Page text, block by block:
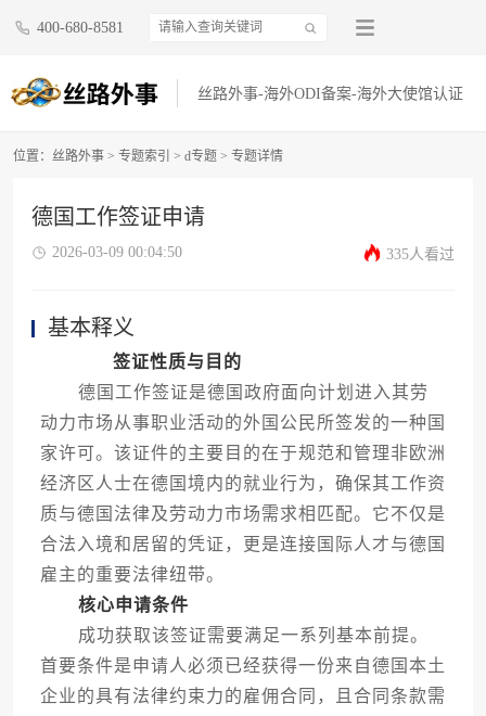
400-680-8581
丝路外事-海外ODI备案-海外大使馆认证
位置： 丝路外事 > 专题索引 > d专题 > 专题详情
德国工作签证申请
2026-03-09 00:04:50 335人看过
基本释义
签证性质与目的
德国工作签证是德国政府面向计划进入其劳
动力市场从事职业活动的外国公民所签发的一种国
家许可。该证件的主要目的在于规范和管理非欧洲
经济区人士在德国境内的就业行为，确保其工作资
质与德国法律及劳动力市场需求相匹配。它不仅是
合法入境和居留的凭证，更是连接国际人才与德国
雇主的重要法律纽带。
核心申请条件
成功获取该签证需要满足一系列基本前提。
首要条件是申请人必须已经获得一份来自德国本土
企业的具有法律约束力的雇佣合同，且合同条款需